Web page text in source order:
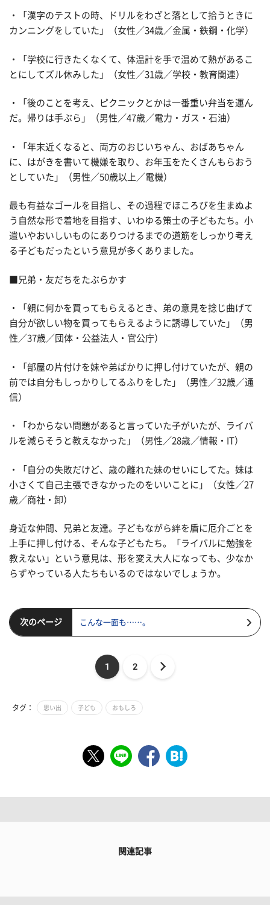
・「漢字のテストの時、ドリルをわざと落として拾うときに
カンニングをしていた」（女性／34歳／金属・鉄鋼・化学）
・「学校に行きたくなくて、体温計を手で温めて熱があるこ
とにしてズル休みした」（女性／31歳／学校・教育関連）
・「後のことを考え、ピクニックとかは一番重い弁当を運ん
だ。帰りは手ぶら」（男性／47歳／電力・ガス・石油）
・「年末近くなると、両方のおじいちゃん、おばあちゃん
に、はがきを書いて機嫌を取り、お年玉をたくさんもらおう
としていた」（男性／50歳以上／電機）
最も有益なゴールを目指し、その過程でほころびを生まぬよ
う自然な形で着地を目指す、いわゆる策士の子どもたち。小
遣いやおいしいものにありつけるまでの道筋をしっかり考え
る子どもだったという意見が多くありました。
■兄弟・友だちをたぶらかす
・「親に何かを買ってもらえるとき、弟の意見を捻じ曲げて
自分が欲しい物を買ってもらえるように誘導していた」（男
性／37歳／団体・公益法人・官公庁）
・「部屋の片付けを妹や弟ばかりに押し付けていたが、親の
前では自分もしっかりしてるふりをした」（男性／32歳／通
信）
・「わからない問題があると言っていた子がいたが、ライバ
ルを減らそうと教えなかった」（男性／28歳／情報・IT）
・「自分の失敗だけど、歳の離れた妹のせいにしてた。妹は
小さくて自己主張できなかったのをいいことに」（女性／27
歳／商社・卸）
身近な仲間、兄弟と友達。子どもながら絆を盾に厄介ごとを
上手に押し付ける、そんな子どもたち。「ライバルに勉強を
教えない」という意見は、形を変え大人になっても、少なか
らずやっている人たちもいるのではないでしょうか。
次のページ こんな一面も……。
1 2
タグ： 思い出 子ども おもしろ
関連記事